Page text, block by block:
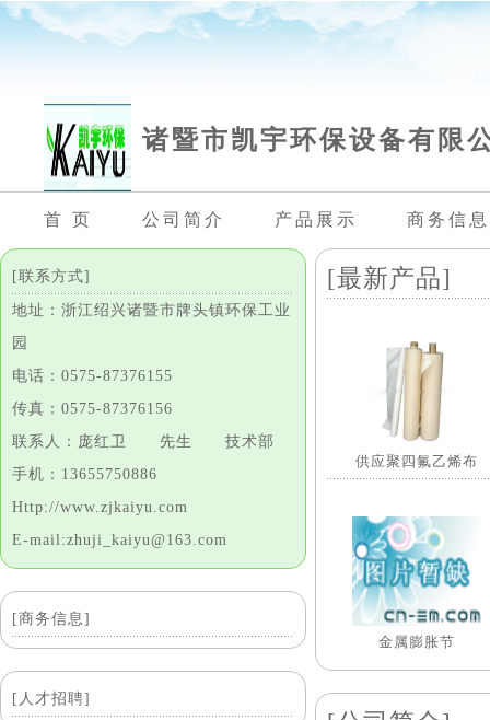
诸暨市凯宇环保设备有限
首 页 公司简介 产品展示 商务信息
[联系方式]
地址：浙江绍兴诸暨市牌头镇环保工业
园
电话：0575-87376155
传真：0575-87376156
联系人：庞红卫 先生 技术部
手机：13655750886
Http://www.zjkaiyu.com
E-mail:zhuji_kaiyu@163.com
[商务信息]
[人才招聘]
[最新产品]
供应聚四氟乙烯布
金属膨胀节